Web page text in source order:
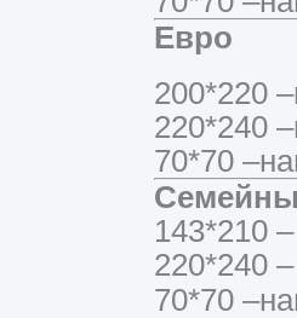
Евро
200*220
70*70
143*210
70*70